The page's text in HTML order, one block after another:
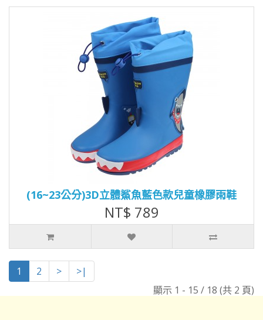
(16~23公分)3D立體鯊魚藍色款兒童橡膠雨鞋
NT$ 789
1 2 >
>|
顯示 1 - 15 / 18 (共 2 頁)